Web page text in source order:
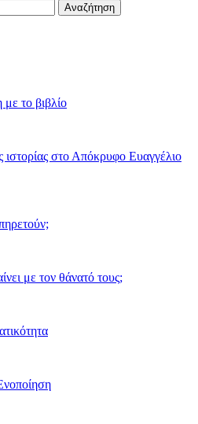
Αναζήτηση
το βιβλίο
στο Απόκρυφο Ευαγγέλιο
με τον θάνατό τους;